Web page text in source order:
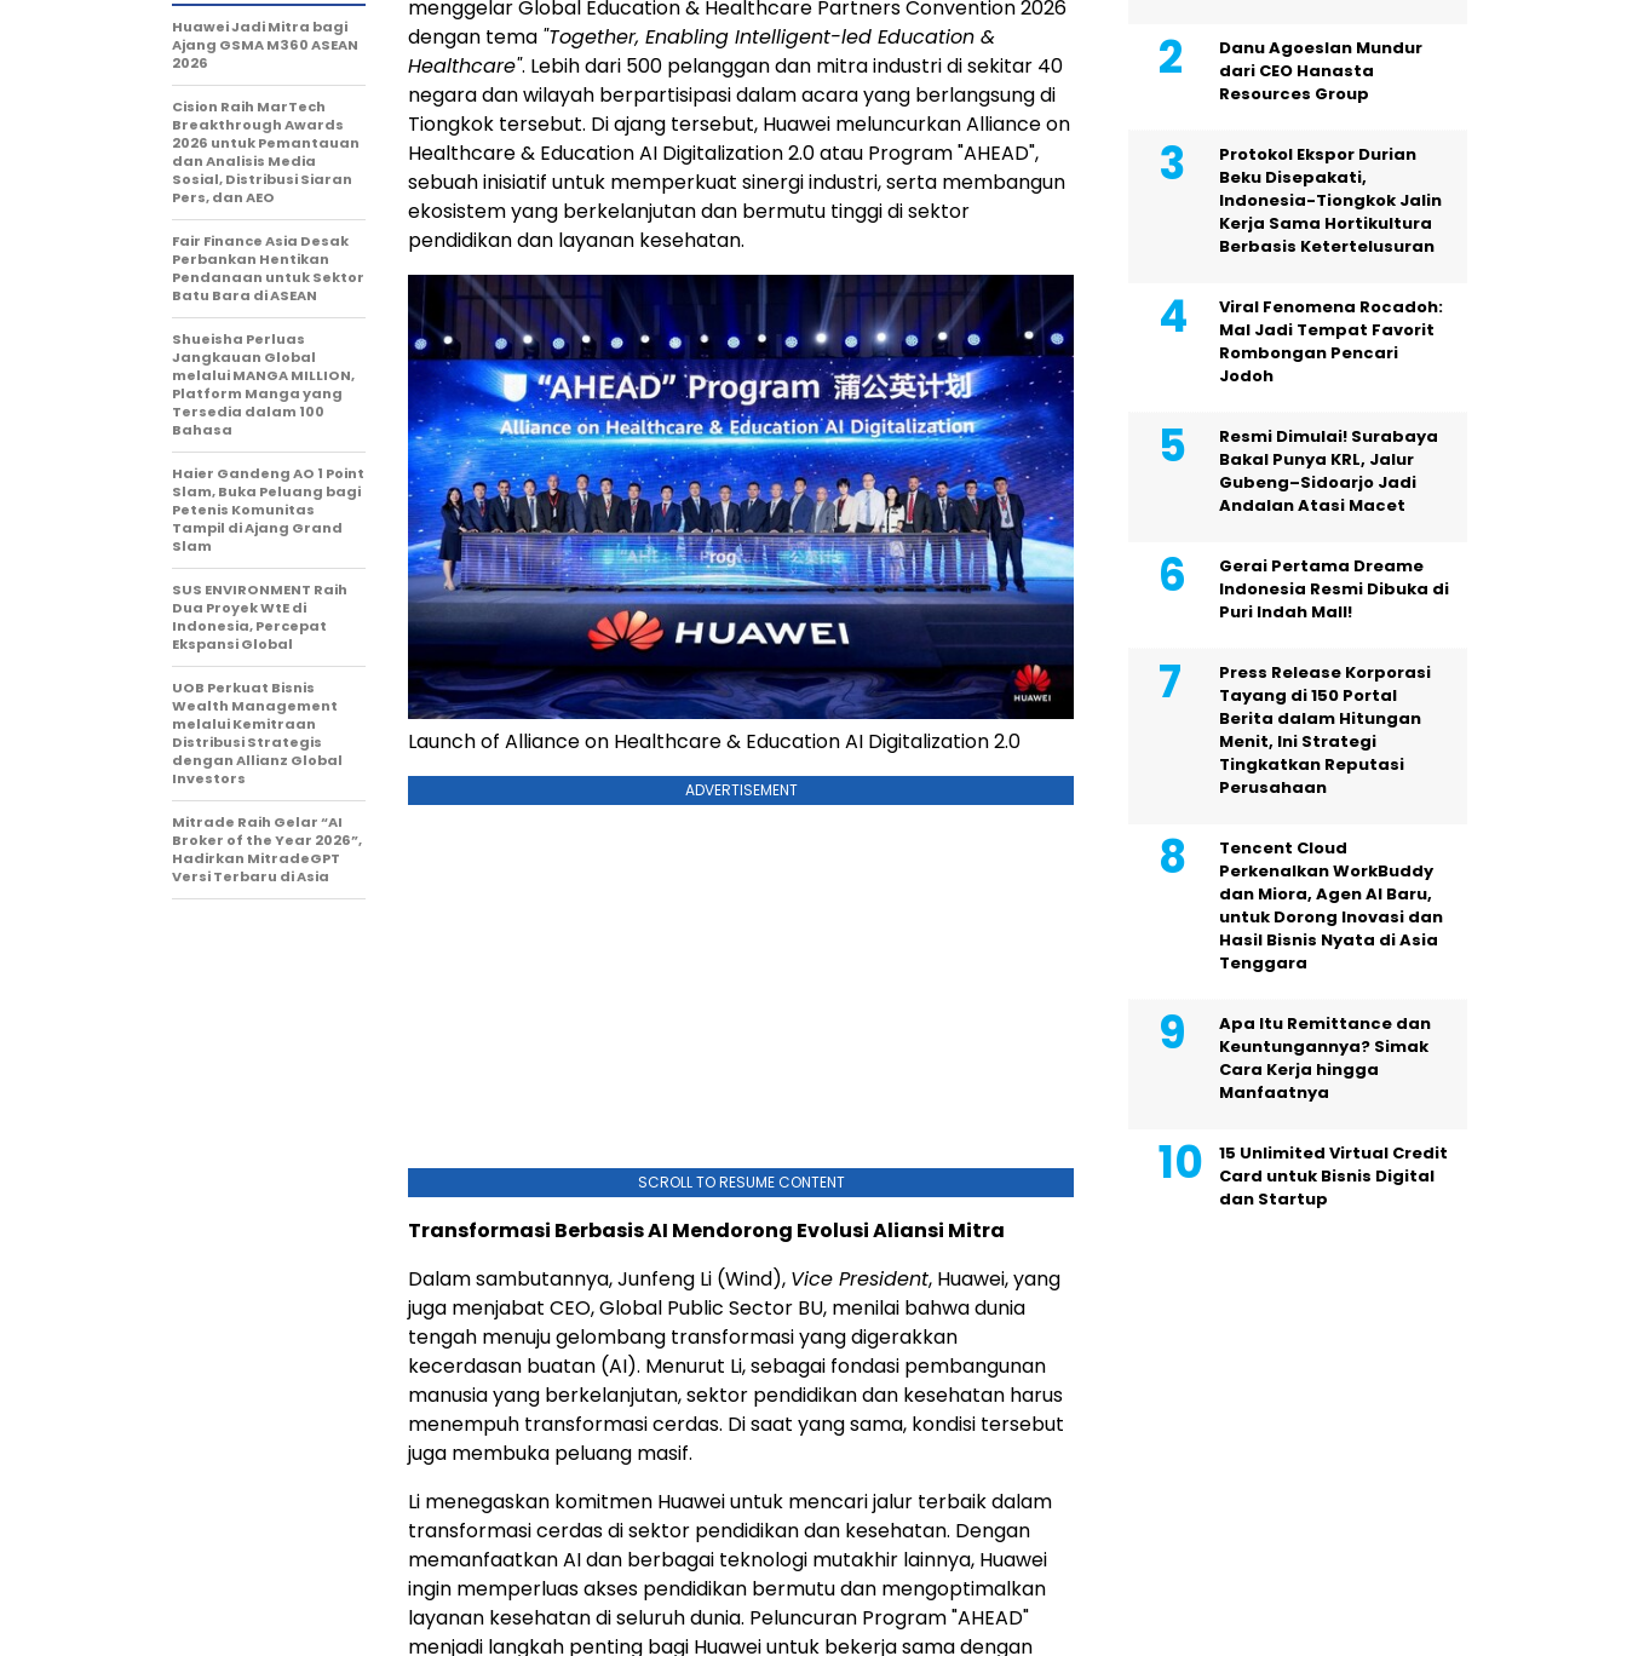
menggelar Global Education & Healthcare Partners Convention 2026
dengan tema "Together, Enabling Intelligent-led Education &
Healthcare". Lebih dari 500 pelanggan dan mitra industri di sekitar 40
negara dan wilayah berpartisipasi dalam acara yang berlangsung di
Tiongkok tersebut. Di ajang tersebut, Huawei meluncurkan Alliance on
Healthcare & Education AI Digitalization 2.0 atau Program "AHEAD",
sebuah inisiatif untuk memperkuat sinergi industri, serta membangun
ekosistem yang berkelanjutan dan bermutu tinggi di sektor
pendidikan dan layanan kesehatan.
Launch of Alliance on Healthcare & Education AI Digitalization 2.0
ADVERTISEMENT
SCROLL TO RESUME CONTENT
Transformasi Berbasis AI Mendorong Evolusi Aliansi Mitra
Dalam sambutannya, Junfeng Li (Wind), Vice President, Huawei, yang
juga menjabat CEO, Global Public Sector BU, menilai bahwa dunia
tengah menuju gelombang transformasi yang digerakkan
kecerdasan buatan (AI). Menurut Li, sebagai fondasi pembangunan
manusia yang berkelanjutan, sektor pendidikan dan kesehatan harus
menempuh transformasi cerdas. Di saat yang sama, kondisi tersebut
juga membuka peluang masif.
Li menegaskan komitmen Huawei untuk mencari jalur terbaik dalam
transformasi cerdas di sektor pendidikan dan kesehatan. Dengan
memanfaatkan AI dan berbagai teknologi mutakhir lainnya, Huawei
ingin memperluas akses pendidikan bermutu dan mengoptimalkan
layanan kesehatan di seluruh dunia. Peluncuran Program "AHEAD"
menjadi langkah penting bagi Huawei untuk bekerja sama dengan
Huawei Jadi Mitra bagi
Ajang GSMA M360 ASEAN
2026
Cision Raih MarTech
Breakthrough Awards
2026 untuk Pemantauan
dan Analisis Media
Sosial, Distribusi Siaran
Pers, dan AEO
Fair Finance Asia Desak
Perbankan Hentikan
Pendanaan untuk Sektor
Batu Bara di ASEAN
Shueisha Perluas
Jangkauan Global
melalui MANGA MILLION,
Platform Manga yang
Tersedia dalam 100
Bahasa
Haier Gandeng AO 1 Point
Slam, Buka Peluang bagi
Petenis Komunitas
Tampil di Ajang Grand
Slam
SUS ENVIRONMENT Raih
Dua Proyek WtE di
Indonesia, Percepat
Ekspansi Global
UOB Perkuat Bisnis
Wealth Management
melalui Kemitraan
Distribusi Strategis
dengan Allianz Global
Investors
Mitrade Raih Gelar “AI
Broker of the Year 2026”,
Hadirkan MitradeGPT
Versi Terbaru di Asia
Danu Agoeslan Mundur
dari CEO Hanasta
Resources Group
Protokol Ekspor Durian
Beku Disepakati,
Indonesia-Tiongkok Jalin
Kerja Sama Hortikultura
Berbasis Ketertelusuran
Viral Fenomena Rocadoh:
Mal Jadi Tempat Favorit
Rombongan Pencari
Jodoh
Resmi Dimulai! Surabaya
Bakal Punya KRL, Jalur
Gubeng–Sidoarjo Jadi
Andalan Atasi Macet
Gerai Pertama Dreame
Indonesia Resmi Dibuka di
Puri Indah Mall!
Press Release Korporasi
Tayang di 150 Portal
Berita dalam Hitungan
Menit, Ini Strategi
Tingkatkan Reputasi
Perusahaan
Tencent Cloud
Perkenalkan WorkBuddy
dan Miora, Agen AI Baru,
untuk Dorong Inovasi dan
Hasil Bisnis Nyata di Asia
Tenggara
Apa Itu Remittance dan
Keuntungannya? Simak
Cara Kerja hingga
Manfaatnya
15 Unlimited Virtual Credit
Card untuk Bisnis Digital
dan Startup